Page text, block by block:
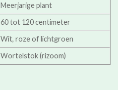
Meerjarige plant
60 tot 120 centimeter
Wit, roze of lichtgroen
Wortelstok (rizoom)